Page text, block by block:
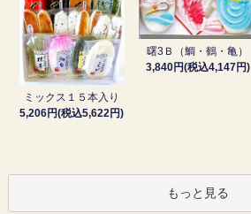
ミックス１５本入り
5,206円(税込5,622円)
曙3Ｂ（鯛・鶴・亀）
3,840円(税込4,147円)
もっと見る